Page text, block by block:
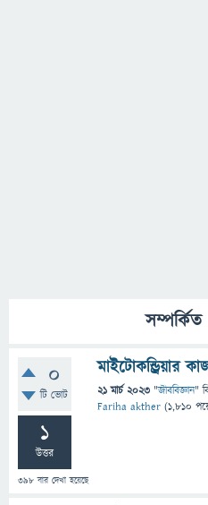
সম্পর্কিত
0
টি ভোট
1
উত্তর
398 বার দেখা হয়েছে
মাইটোকন্ড্রিয়ার
21 মার্চ 2023 "জীববিজ্ঞান"
Fariha akther (1,810